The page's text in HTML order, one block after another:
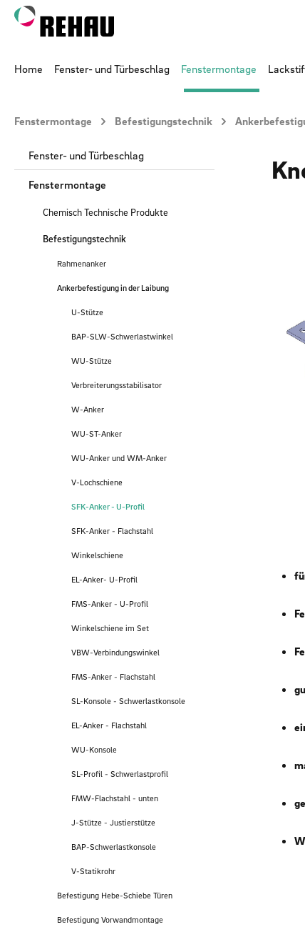
Hauptinhalt springen
Zur Suche springen
Zur Hauptnavigation springen
Home Fenster- und Türbeschlag Fenstermontage
Fenstermontage Befestigungstechnik
Fenster- und Türbeschlag
Fenstermontage
Chemisch Technische Produkte
Befestigungstechnik
Rahmenanker
Ankerbefestigung in der Laibung
U-Stütze
BAP-SLW-Schwerlastwinkel
WU-Stütze
Verbreiterungsstabilisator
W-Anker
WU-ST-Anker
WU-Anker und WM-Anker
V-Lochschiene
SFK-Anker - U-Profil
SFK-Anker - Flachstahl
Winkelschiene
EL-Anker- U-Profil
FMS-Anker - U-Profil
Winkelschiene im Set
VBW-Verbindungswinkel
FMS-Anker - Flachstahl
SL-Konsole - Schwerlastkonsole
EL-Anker - Flachstahl
WU-Konsole
SL-Profil - Schwerlastprofil
FMW-Flachstahl - unten
J-Stütze - Justierstütze
BAP-Schwerlastkonsole
V-Statikrohr
Befestigung Hebe-Schiebe Türen
Befestigung Vorwandmontage